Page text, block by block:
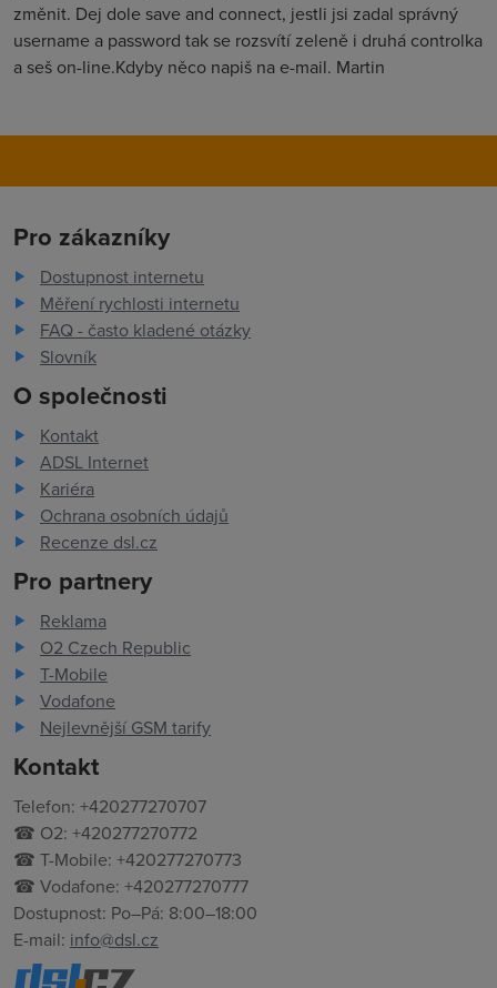
změnit. Dej dole save and connect, jestli jsi zadal správný
username a password tak se rozsvítí zeleně i druhá controlka
a seš on-line.Kdyby něco napiš na e-mail. Martin
Pro zákazníky
Dostupnost internetu
Měření rychlosti internetu
FAQ - často kladené otázky
Slovník
O společnosti
Kontakt
ADSL Internet
Kariéra
Ochrana osobních údajů
Recenze dsl.cz
Pro partnery
Reklama
O2 Czech Republic
T-Mobile
Vodafone
Nejlevnější GSM tarify
Kontakt
Telefon: +420277270707
☎ O2: +420277270772
☎ T-Mobile: +420277270773
☎ Vodafone: +420277270777
Dostupnost: Po–Pá: 8:00–18:00
E-mail: info@dsl.cz